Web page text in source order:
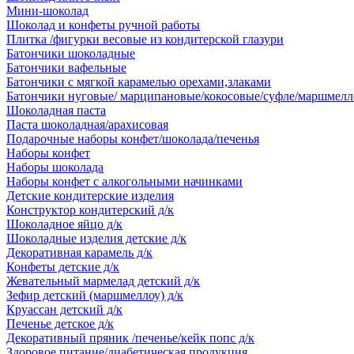
Мини-шоколад
Шоколад и конфеты ручной работы
Плитка /фигурки весовые из кондитерской глазури
Батончики шоколадные
Батончики вафельные
Батончики с мягкой карамелью орехами,злаками
Батончики нуговые/ марципановые/кокосовые/суфле/
Шоколадная паста
Паста шоколадная/арахисовая
Подарочные наборы конфет/шоколада/печенья
Наборы конфет
Наборы шоколада
Наборы конфет с алкогольными начинками
Детские кондитерские изделия
Конструктор кондитерский д/к
Шоколадное яйцо д/к
Шоколадные изделия детские д/к
Декоративная карамель д/к
Конфеты детские д/к
Жевательный мармелад детский д/к
Зефир детский (маршмеллоу) д/к
Круассан детский д/к
Печенье детское д/к
Декоративный пряник /печенье/кейк попс д/к